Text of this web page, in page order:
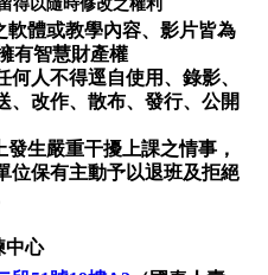
軟體或教學內容、影片皆為
有智慧財產權
人不得逕自使用、錄影、
、改作、散布、發行、公開
生嚴重干擾上課之情事，
位保有主動予以退班及拒絕
中心